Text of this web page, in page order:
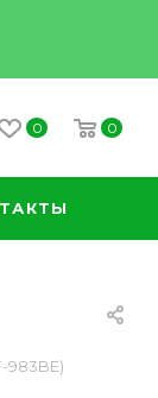
0 0
983BE)